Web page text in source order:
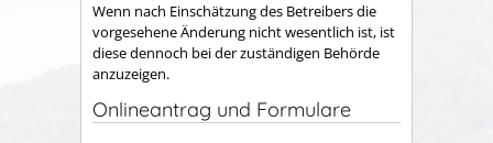
Wenn nach Einschätzung des Betreibers die
vorgesehene Änderung nicht wesentlich ist, ist
diese dennoch bei der zuständigen Behörde
anzuzeigen.
Onlineantrag und Formulare